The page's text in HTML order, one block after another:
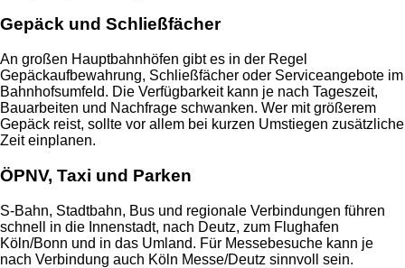
Gepäck und Schließfächer
An großen Hauptbahnhöfen gibt es in der Regel
Gepäckaufbewahrung, Schließfächer oder Serviceangebote im
Bahnhofsumfeld. Die Verfügbarkeit kann je nach Tageszeit,
Bauarbeiten und Nachfrage schwanken. Wer mit größerem
Gepäck reist, sollte vor allem bei kurzen Umstiegen zusätzliche
Zeit einplanen.
ÖPNV, Taxi und Parken
S-Bahn, Stadtbahn, Bus und regionale Verbindungen führen
schnell in die Innenstadt, nach Deutz, zum Flughafen
Köln/Bonn und in das Umland. Für Messebesuche kann je
nach Verbindung auch Köln Messe/Deutz sinnvoll sein.